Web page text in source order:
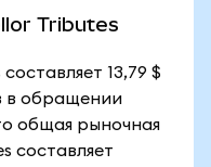
Tributes
13,79 $
в обращении
общая рыночная
составляет